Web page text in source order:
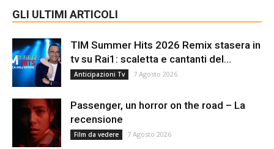
GLI ULTIMI ARTICOLI
TIM Summer Hits 2026 Remix stasera in
tv su Rai1: scaletta e cantanti del...
Anticipazioni Tv 7 Agosto 2026
Passenger, un horror on the road – La
recensione
Film da vedere 7 Agosto 2026